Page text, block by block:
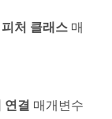
처 클래스매
연결 매개변수